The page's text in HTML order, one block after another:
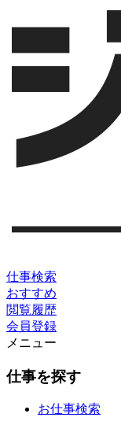
仕事検索
おすすめ
閲覧履歴
会員登録
メニュー
仕事を探す
お仕事検索